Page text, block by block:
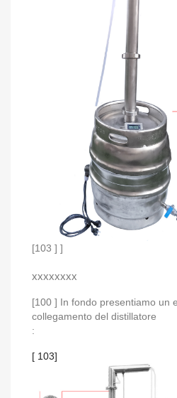
[103 ] ]
xxxxxxxx
[100 ] In fondo presentiamo un
collegamento del distillatore
:
[ 103]